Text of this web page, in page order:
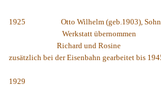
1925
Otto Wilhelm (geb.1903),
Werkstatt übernommen
Richard und Rosine
zusätzlich bei der Eisenbahn gearbeitet bis
1929